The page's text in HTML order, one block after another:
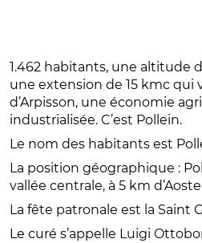
1.462 habitants, une altitude
une extension de 15 kmc qui
d’Arpisson, une économie
industrialisée. C’est Pollein.
Le nom des habitants est
La position géographique :
vallée centrale, à 5 km d’Aoste
La fête patronale est la Saint
Le curé s’appelle Luigi